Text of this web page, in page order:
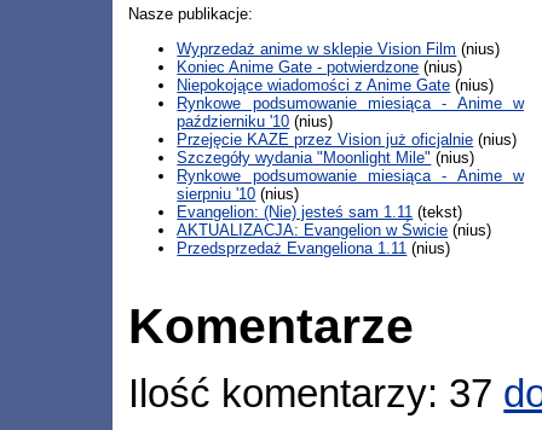
Nasze publikacje:
Wyprzedaż anime w sklepie Vision Film (nius)
Koniec Anime Gate - potwierdzone (nius)
Niepokojące wiadomości z Anime Gate (nius)
Rynkowe podsumowanie miesiąca - Anime w
październiku '10 (nius)
Przejęcie KAZE przez Vision już oficjalnie (nius)
Szczegóły wydania "Moonlight Mile" (nius)
Rynkowe podsumowanie miesiąca - Anime w
sierpniu '10 (nius)
Evangelion: (Nie) jesteś sam 1.11 (tekst)
AKTUALIZACJA: Evangelion w Świcie (nius)
Przedsprzedaż Evangeliona 1.11 (nius)
Komentarze
Ilość komentarzy: 37